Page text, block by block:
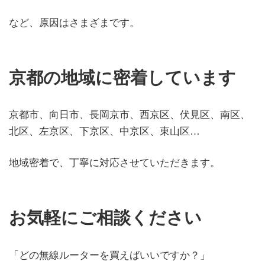
など、原因はさまざまです。
京都の地域に密着しています
京都市、向日市、長岡京市、西京区、伏見区、南区、
北区、左京区、下京区、中京区、東山区…
地域密着で、丁寧に対応させていただきます。
お気軽にご相談ください
「どの無線ルーターを買えばいいですか？」